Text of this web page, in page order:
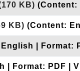
KB) (Content:
KB) (Content:
| Format:
| Format: PDF |